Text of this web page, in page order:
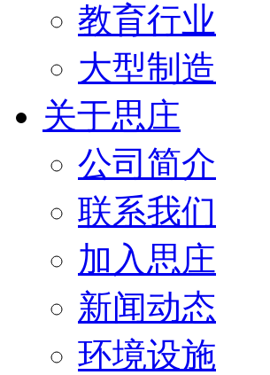
教育行业
大型制造
关于思庄
公司简介
联系我们
加入思庄
新闻动态
环境设施